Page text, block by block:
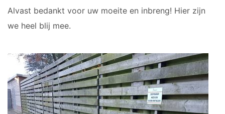
Alvast bedankt voor uw moeite en inbreng! Hier zijn
we heel blij mee.